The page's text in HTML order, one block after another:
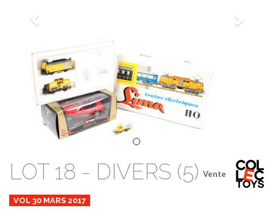
Précédént
Vente
LOT 18 - DIVERS (5)
VOL 30 MARS 2017